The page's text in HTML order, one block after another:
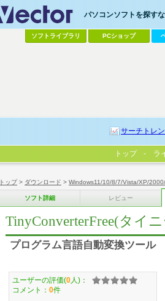
トップ> ダウンロード > Windows11/10/8/7/Vista/XP/
ソフト詳細 レビュー
TinyConverterFree(タイ
プログラム言語自動変換ツール
ユーザーの評価(0 人)：
コメント： 0件
パソコンソフトを探す
ソフトライブラリ PCショップ
サーチトレン
トップ ラ